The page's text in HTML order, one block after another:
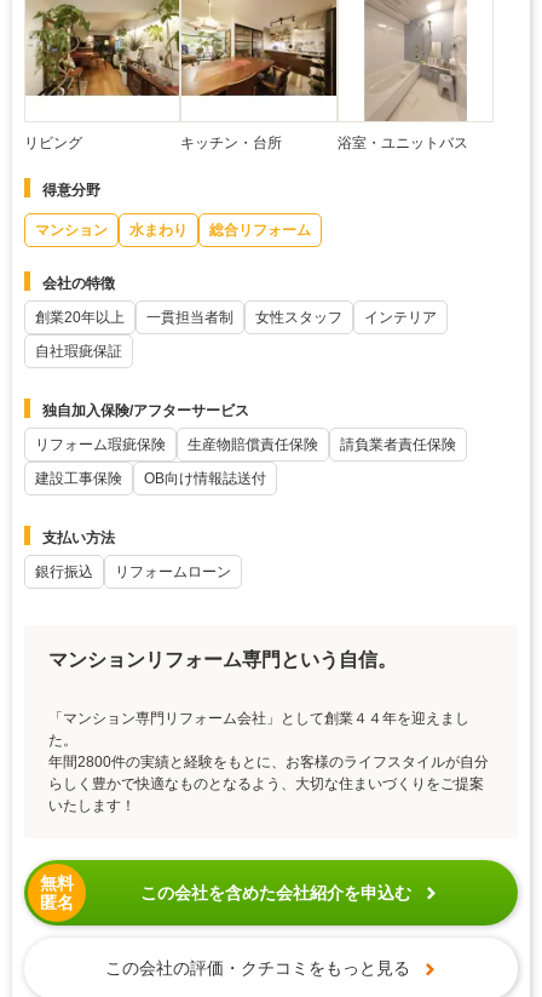
リビング キッチン・台所 浴室・ユニットバス
得意分野
マンション 水まわり 総合リフォーム
会社の特徴
創業20年以上
一貫担当者制 女性スタッフ
インテリア
自社瑕疵保証
独自加入保険/アフターサービス
リフォーム瑕疵保険
生産物賠償責任保険
請負業者責任保険
建設工事保険
OB向け情報誌送付
支払い方法
銀行振込
リフォームローン
マンションリフォーム専門という自信。
「マンション専門リフォーム会社」として創業４４年を迎えまし
た。
年間2800件の実績と経験をもとに、お客様のライフスタイルが自分
らしく豊かで快適なものとなるよう、大切な住まいづくりをご提案
いたします！
無料
匿名
この会社を含めた会社紹介を申込む
この会社の評価・クチコミをもっと見る